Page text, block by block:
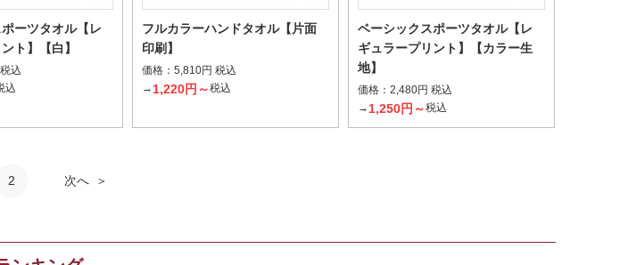
ーツタオル【レ
ト】【白】
込
込
フルカラーハンドタオル【片面
印刷】
価格：5,810円 税込
→ 1,220円～税込
ベーシックスポーツタオル【レ
ギュラープリント】【カラー生
地】
価格： 2,480円 税込
→ 1,250円～税込
2 次へ